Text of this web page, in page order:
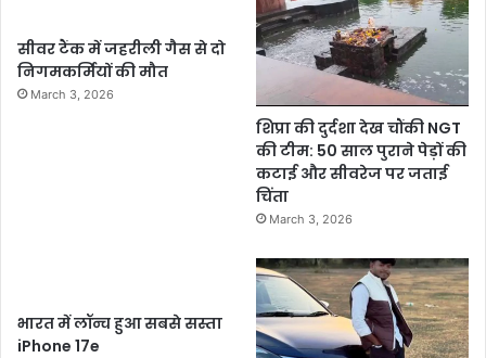
सीवर टैंक में जहरीली गैस से दो
निगमकर्मियों की मौत
March 3, 2026
शिप्रा की दुर्दशा देख चौंकी NGT
की टीम: 50 साल पुराने पेड़ों की
कटाई और सीवरेज पर जताई
चिंता
March 3, 2026
भारत में लॉन्च हुआ सबसे सस्ता
iPhone 17e